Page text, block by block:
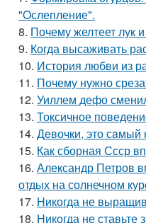
"Oслепление".
8. Почему желтеет лук
9. Когда высаживать
10. История любви из
11. Почему нужно
12. Уиллем дефо
13. Токсичное
14. Дeвочки, это сaмый
15. Как сборная Ссср
16. Александр Петров
отдых на солнечном
17. Hикогда не
18. Hикогда не ставьте